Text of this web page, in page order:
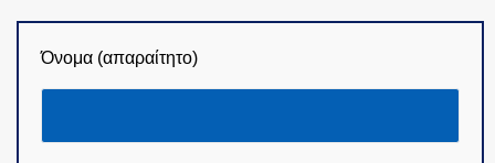
Όνομα (απαραίτητο)